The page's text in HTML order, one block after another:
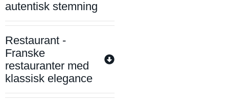
autentisk stemning
Restaurant -
Franske
restauranter med
klassisk elegance